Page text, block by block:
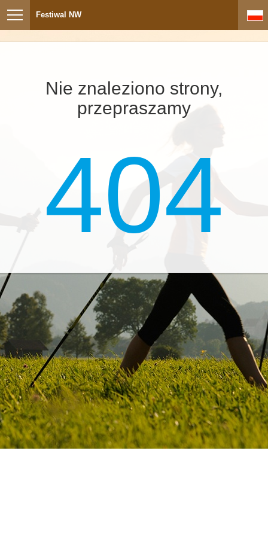
Festiwal NW
Nie znaleziono strony,
przepraszamy
404